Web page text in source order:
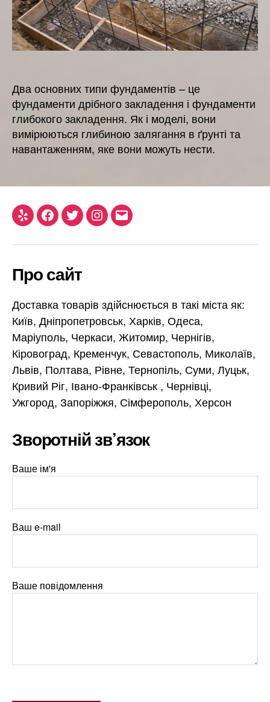
Два основних типи фундаментів – це
фундаменти дрібного закладення і фундаменти
глибокого закладення. Як і моделі, вони
вимірюються глибиною залягання в ґрунті та
навантаженням, яке вони можуть нести.
Yelp Facebook
TwitterInstagram
Email
Про сайт
Доставка товарів здійснюється в такі міста як:
Київ, Дніпропетровськ, Харків, Одеса,
Маріуполь, Черкаси, Житомир, Чернігів,
Кіровоград, Кременчук, Севастополь, Миколаїв,
Львів, Полтава, Рівне, Тернопіль, Суми, Луцьк,
Кривий Ріг, Івано-Франківськ , Чернівці,
Ужгород, Запоріжжя, Сімферополь, Херсон
Зворотній зв’язок
Ваше ім'я
Ваш e-mail
Ваше повідомлення